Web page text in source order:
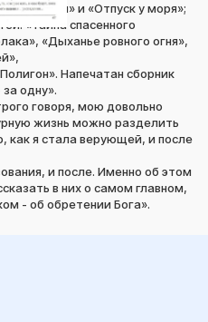
Шуры» и «Отпуск у моря»;
«Тайна спасенного
«Дыханье ровного огня»,
Напечатан сборник
одну».
говоря, мою довольно
жизнь можно разделить
как я стала верующей, и после
и после. Именно об этом
в них о самом главном,
- об обретении Бога».